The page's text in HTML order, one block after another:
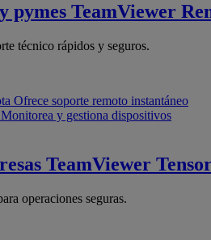
pymes TeamViewer
técnico rápidos y seguros.
Ofrece soporte remoto instantáneo
Monitorea y gestiona dispositivos
TeamViewer Tensor
operaciones seguras.